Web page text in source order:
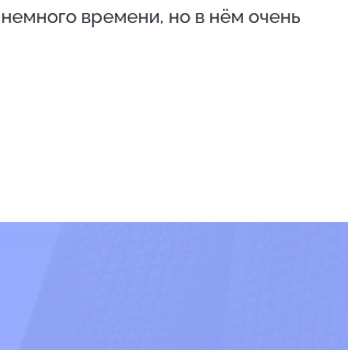
времени, но в нём очень